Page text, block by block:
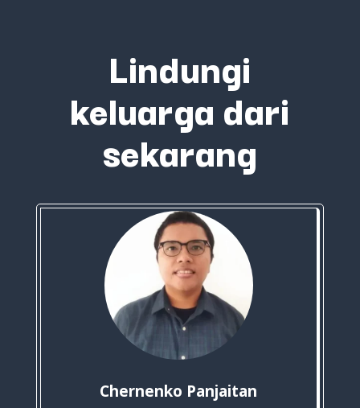
Lindungi
keluarga dari
sekarang
Chernenko Panjaitan